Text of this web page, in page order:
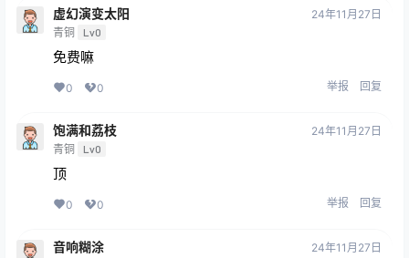
虚幻演变太阳
青铜 Lv0
24年11月27日
免费嘛
0 0 举报 回复
饱满和荔枝
青铜 Lv0
24年11月27日
顶
0 0 举报 回复
音响糊涂 24年11月27日